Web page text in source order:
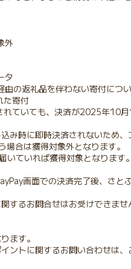
外
タ
由の返礼品を伴わない寄付につ
た寄付
ていても、決済が2025年10
み時に即時決済されないため
合は獲得対象外となります。
ていれば獲得対象となります。
画面での決済完了後、さと
するお問合せはお受けできませ
ます。
ントに関するお問い合わせは